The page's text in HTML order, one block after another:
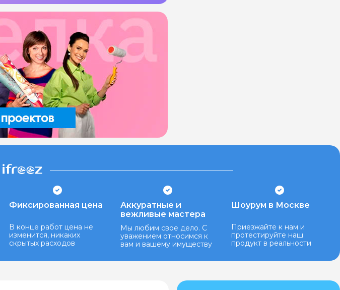
Фиксированная цена
В конце работ цена не
изменится, никаких
скрытых расходов
Аккуратные и
вежливые мастера
Мы любим свое дело. С
уважением относимся к
вам и вашему имуществу
Шоурум в Москве
Приезжайте к нам и
протестируйте наш
продукт в реальности